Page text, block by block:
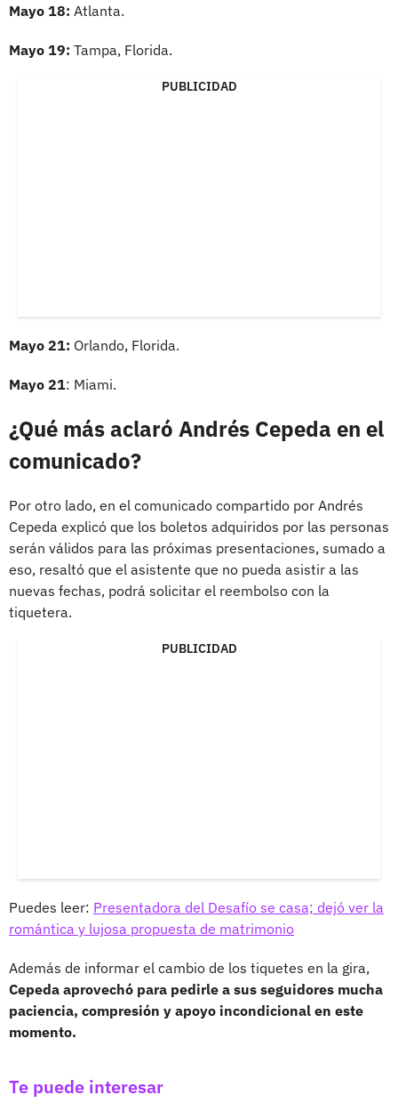
Mayo 18: Atlanta.
Mayo 19: Tampa, Florida.
PUBLICIDAD
Mayo 21: Orlando, Florida.
Mayo 21: Miami.
¿Qué más aclaró Andrés Cepeda en el
comunicado?
Por otro lado, en el comunicado compartido por Andrés
Cepeda explicó que los boletos adquiridos por las personas
serán válidos para las próximas presentaciones, sumado a
eso, resaltó que el asistente que no pueda asistir a las
nuevas fechas, podrá solicitar el reembolso con la
tiquetera.
PUBLICIDAD
Puedes leer: Presentadora del Desafío se casa; dejó ver la
romántica y lujosa propuesta de matrimonio
Además de informar el cambio de los tiquetes en la gira,
Cepeda aprovechó para pedirle a sus seguidores mucha
paciencia, compresión y apoyo incondicional en este
momento.
Te puede interesar